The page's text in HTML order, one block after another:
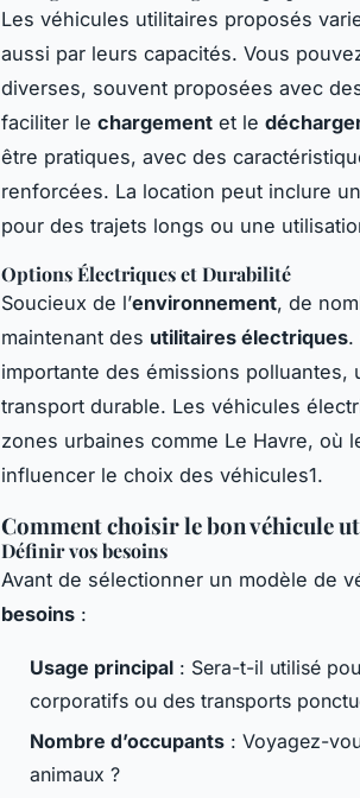
Les véhicules utilitaires proposés
aussi par leurs capacités. Vous
diverses, souvent proposées avec
faciliter le chargement et le
être pratiques, avec des
renforcées. La location peut inclure un
pour des trajets longs ou une
Options Électriques et Durabilité
Soucieux de l’environnement, de
maintenant des utilitaires électriques.
importante des émissions
transport durable. Les véhicules
zones urbaines comme Le Havre, où
influencer le choix des véhicules1.
Comment choisir le bon véhicule
Définir vos besoins
Avant de sélectionner un modèle de
besoins :
Usage principal : Sera-t-il utilisé
corporatifs ou des transports
Nombre d’occupants : Voyagez-
animaux ?